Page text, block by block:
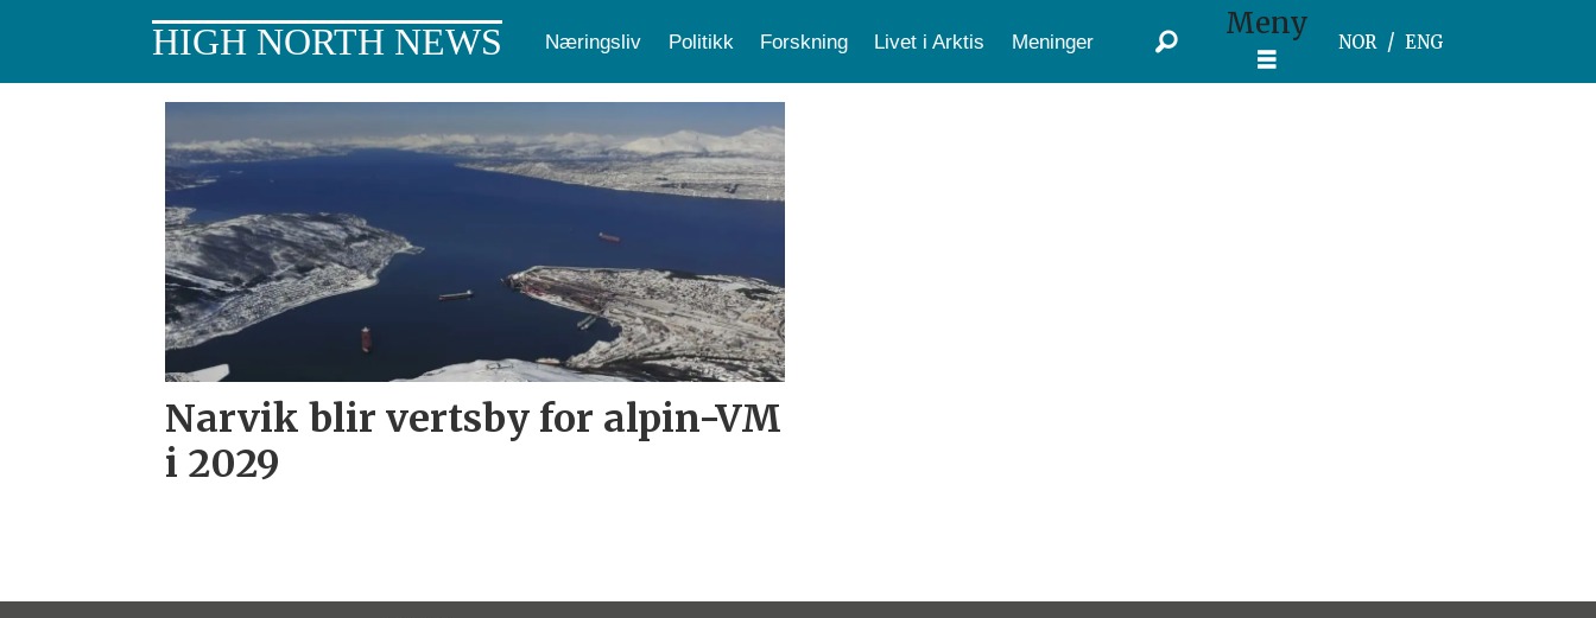
HIGH NORTH NEWS Næringsliv Politikk Forskning Livet i Arktis Meninger Meny
NOR ENG
styremøte
Narvik blir vertsby for alpin-VM
i 2029